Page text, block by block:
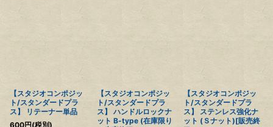
【スタジオコンポジッ
ト/スタンダードプラ
ス】 リテーナー単品
600円(税別)
【スタジオコンポジッ
ト/スタンダードプラ
ス】 ハンドルロックナ
ット B-type (在庫限り
【スタジオコンポジッ
ト/スタンダードプラ
ス】 ステンレス強化ナ
ット (Ｓナット)[販売終